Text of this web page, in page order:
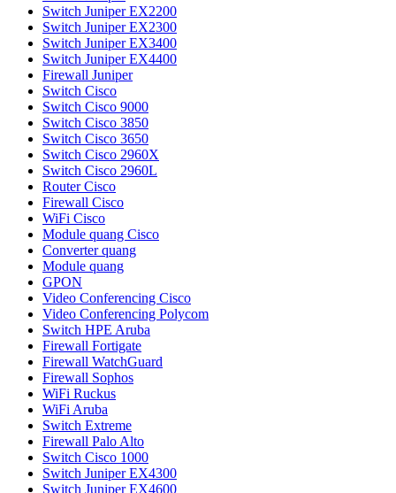
Switch Juniper EX2200
Switch Juniper EX2300
Switch Juniper EX3400
Switch Juniper EX4400
Firewall Juniper
Switch Cisco
Switch Cisco 9000
Switch Cisco 3850
Switch Cisco 3650
Switch Cisco 2960X
Switch Cisco 2960L
Router Cisco
Firewall Cisco
WiFi Cisco
Module quang Cisco
Converter quang
Module quang
GPON
Video Conferencing Cisco
Video Conferencing Polycom
Switch HPE Aruba
Firewall Fortigate
Firewall WatchGuard
Firewall Sophos
WiFi Ruckus
WiFi Aruba
Switch Extreme
Firewall Palo Alto
Switch Cisco 1000
Switch Juniper EX4300
Switch Juniper EX4600